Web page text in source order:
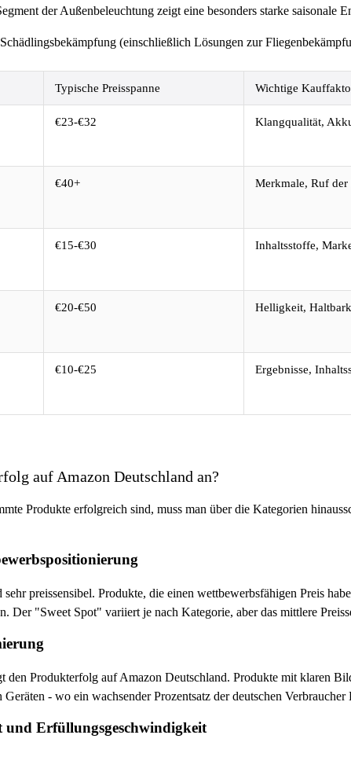
der Außenbeleuchtung zeigt eine besonders starke saisonale
(einschließlich Lösungen zur
Typische Preisspanne Wichtige
€23-€32 Klangqualität,
€40+ Merkmale, Ruf der
€15-€30 Inhaltsstoffe,
€20-€50 Helligkeit,
€10-€25 Ergebnisse,
auf Amazon Deutschland an?
Produkte erfolgreich sind, muss man über die Kategorien
sehr preissensibel. Produkte, die einen wettbewerbsfähigen Preis
Der "Sweet Spot" variiert je nach Kategorie, aber das mittlere
den Produkterfolg auf Amazon Deutschland. Produkte mit klaren
- wo ein wachsender Prozentsatz der deutschen
Erfüllungsgeschwindigkeit